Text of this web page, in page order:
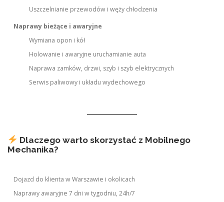
Uszczelnianie przewodów i węży chłodzenia
Naprawy bieżące i awaryjne
Wymiana opon i kół
Holowanie i awaryjne uruchamianie auta
Naprawa zamków, drzwi, szyb i szyb elektrycznych
Serwis paliwowy i układu wydechowego
Dlaczego warto skorzystać z Mobilnego
Mechanika?
Dojazd do klienta w Warszawie i okolicach
Naprawy awaryjne 7 dni w tygodniu, 24h/7